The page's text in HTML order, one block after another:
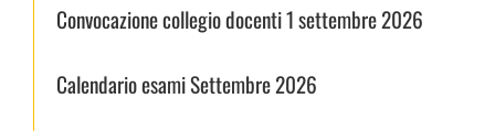
Convocazione collegio docenti 1 settembre 2026
Calendario esami Settembre 2026